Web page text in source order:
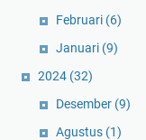
Februari (6)
Januari (9)
2024 (32)
Desember (9)
Agustus (1)